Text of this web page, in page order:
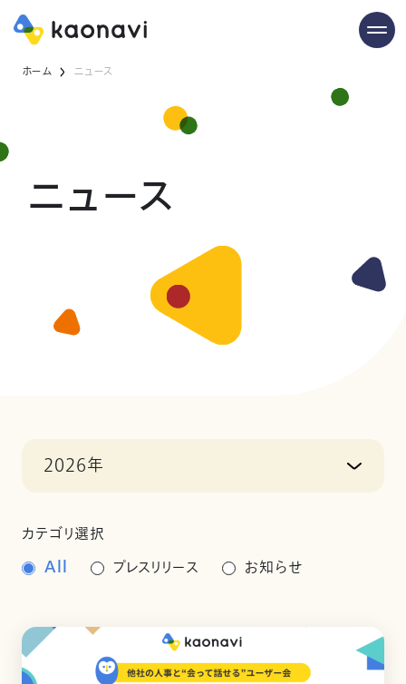
ホーム ニュース
ニュース
2026年
カテゴリ選択
All プレスリリース お知らせ